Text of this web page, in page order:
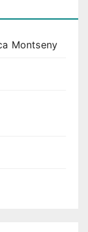
Montseny